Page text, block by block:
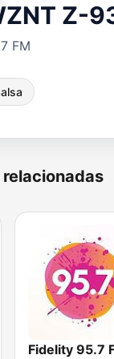
Z-
FM
relacionadas
Fidelity 95.7